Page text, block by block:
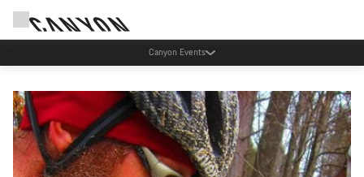
Hohe Nachfrage in den Werkstätten: In unseren Standorten in München und
Koblenz gibt es derzeit längere Wartezeiten als üblich.